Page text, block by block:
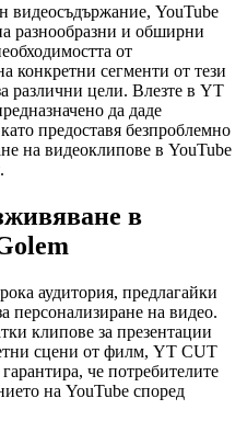
видеосъдържание, YouTube
разнообразни и обширни
от
конкретни сегменти от тези
различни цели. Влезте в YT
да даде
предоставя безпроблемно
на видеоклипове в YouTube
в
аудитория, предлагайки
персонализиране на видео.
клипове за презентации
сцени от филм, YT CUT
че потребителите
на YouTube според